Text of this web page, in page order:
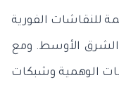
الفورية
الشرق الأوسط. ومع
الوهمية وشبكات